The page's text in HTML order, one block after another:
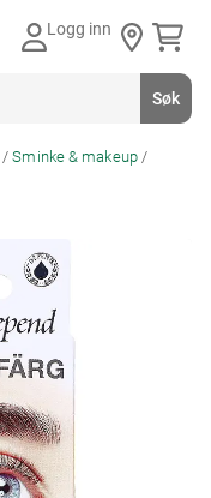
Logg inn
Søk
Sminke & makeup